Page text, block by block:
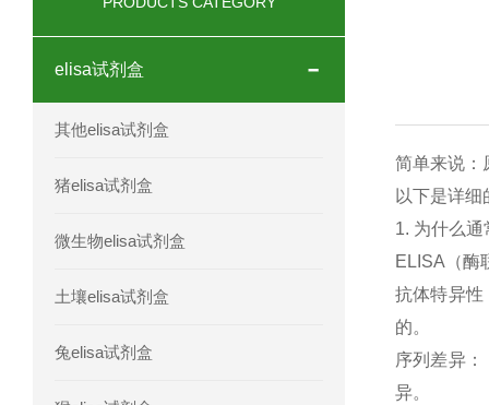
人蓝氏贾第虫(GL)elisa试剂盒厂家直销
人膳食纤维(TDF)elisa试剂盒现货
人疱疹病毒-6型感染(HHV-6)elisa试剂
人囊尾蚴病抗体(CC Ab)elisa试剂盒免
人胰腺衍生因子(PANDER)elisa试剂盒
elisa试剂盒
其他elisa试剂盒
猪elisa试剂盒
微生物elisa试剂盒
土壤elisa试剂盒
兔elisa试剂盒
简单来说：
以下是详
1. 为什么
ELISA（酶
抗体特异
的。
序列差异
异。